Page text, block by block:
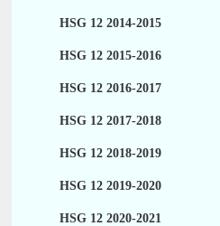
HSG 12 2014-2015
HSG 12 2015-2016
HSG 12 2016-2017
HSG 12 2017-2018
HSG 12 2018-2019
HSG 12 2019-2020
HSG 12 2020-2021